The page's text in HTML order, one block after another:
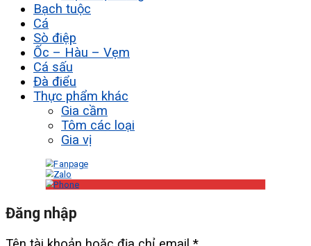
Bạch tuộc
Cá
Sò điệp
Ốc – Hàu – Vẹm
Cá sấu
Đà điểu
Thực phẩm khác
Gia cầm
Tôm các loại
Gia vị
Đăng nhập